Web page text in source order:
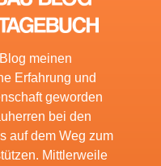
meinen
Erfahrung und
geworden
bei den
auf dem Weg zum
Mittlerweile